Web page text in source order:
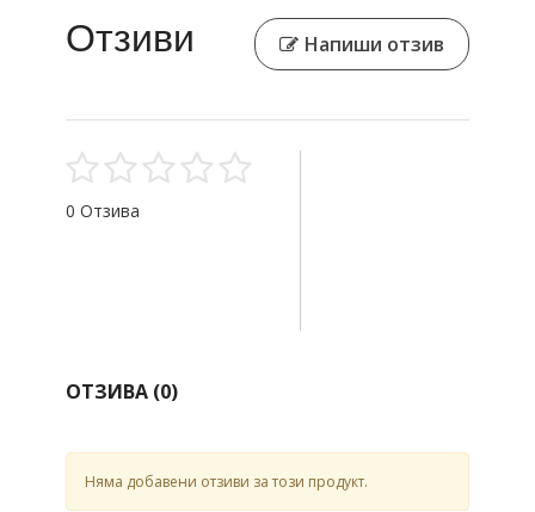
Отзиви Напиши отзив
0 Отзива
ОТЗИВА (0)
Няма добавени отзиви за този продукт.